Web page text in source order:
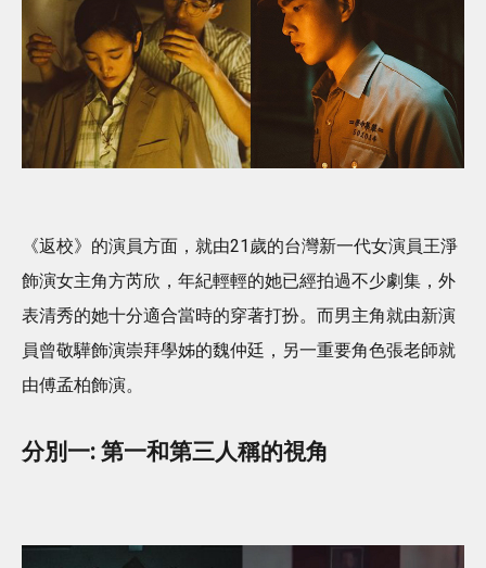
《返校》的演員方面，就由21歲的台灣新一代女演員王淨
飾演女主角方芮欣，年紀輕輕的她已經拍過不少劇集，外
表清秀的她十分適合當時的穿著打扮。而男主角就由新演
員曾敬驊飾演崇拜學姊的魏仲廷，另一重要角色張老師就
由傅孟柏飾演。
分別一: 第一和第三人稱的視角